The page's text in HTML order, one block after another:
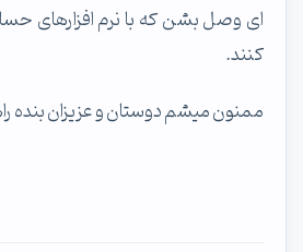
ای وصل بشن که با نرم افزارهای
کنند.
ممنون میشم دوستان و عزیزان بنده